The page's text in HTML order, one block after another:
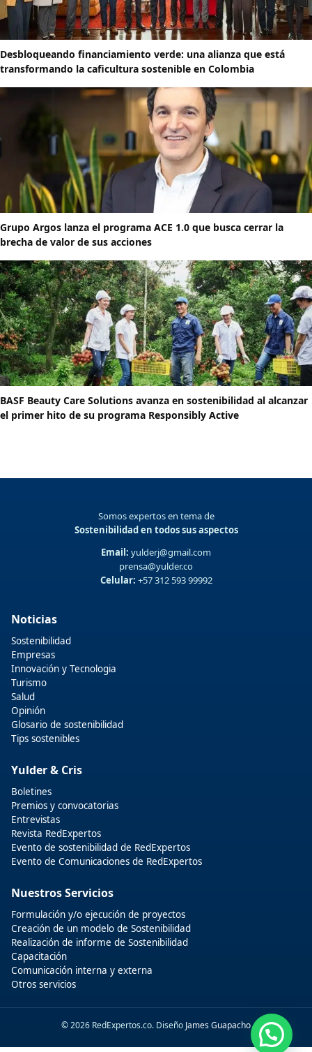
Desbloqueando financiamiento verde: una alianza que está
transformando la caficultura sostenible en Colombia
Grupo Argos lanza el programa ACE 1.0 que busca cerrar la
brecha de valor de sus acciones
BASF Beauty Care Solutions avanza en sostenibilidad al alcanzar
el primer hito de su programa Responsibly Active
Somos expertos en tema de
Sostenibilidad en todos sus aspectos
Email: yulderj@gmail.com
prensa@yulder.co
Celular: +57 312 593 99992
Noticias
Sostenibilidad
Empresas
Innovación y Tecnologia
Turismo
Salud
Opinión
Glosario de sostenibilidad
Tips sostenibles
Yulder & Cris
Boletines
Premios y convocatorias
Entrevistas
Revista RedExpertos
Evento de sostenibilidad de RedExpertos
Evento de Comunicaciones de RedExpertos
Nuestros Servicios
Formulación y/o ejecución de proyectos
Creación de un modelo de Sostenibilidad
Realización de informe de Sostenibilidad
Capacitación
Comunicación interna y externa
Otros servicios
© 2026 RedExpertos.co. Diseño James Guapacho